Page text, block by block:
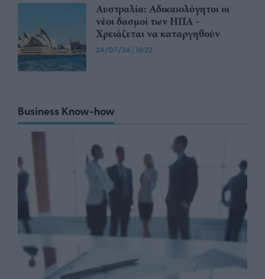
Αυστραλία: Αδικαιολόγητοι οι
νέοι δασμοί των ΗΠΑ -
Χρειάζεται να καταργηθούν
24/07/26 | 16:22
Business Know-how